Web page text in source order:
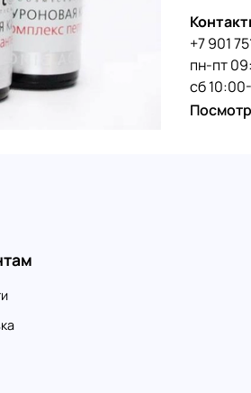
+7 901
пн-пт
сб